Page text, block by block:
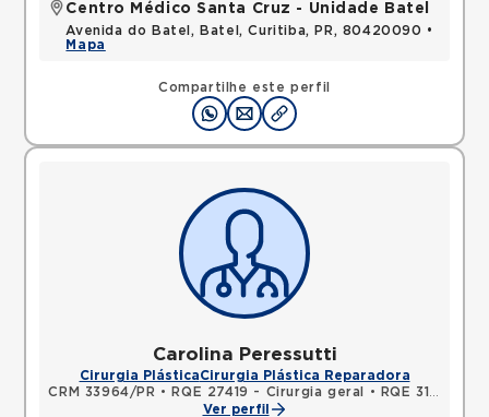
Compartilhe este perfil
Centro Médico Santa Cruz - Unidade Batel
Avenida do Batel, Batel, Curitiba, PR, 80420090 •
Mapa
Carolina Peressutti
Cirurgia PlásticaCirurgia Plástica Reparadora
CRM 33964/PR • RQE 27419 - Cirurgia geral •
RQE 31115 - Cirurgia plástica
Ver perfil